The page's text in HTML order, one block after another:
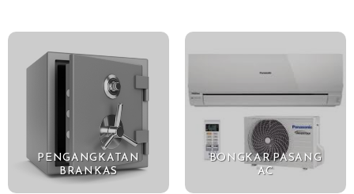
PENGANGKATAN
BRANKAS
BONGKAR PASANG
AC